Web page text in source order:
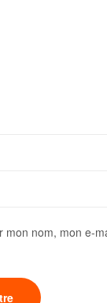
mon nom, mon e-